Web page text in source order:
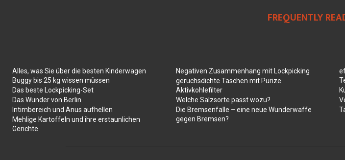
FREQUENTLY
Alles, was Sie über die besten Kinderwagen
Buggy bis 25 kg wissen müssen
Das beste Lockpicking-Set
Das Wunder von Berlin
Intimbereich und Anus aufhellen
Mehlige Kartoffeln und ihre erstaunlichen
Gerichte
Negativen Zusammenhang mit Lockpicking
geruchsdichte Taschen mit Purize
Aktivkohlefilter
Welche Salzsorte passt wozu?
Die Bremsenfalle – eine neue Wunderwaffe
gegen Bremsen?